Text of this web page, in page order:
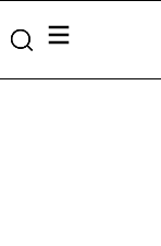
Valikko